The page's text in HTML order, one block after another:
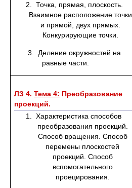
2. Точка, прямая, плоскость.
Взаимное расположение точки
и прямой, двух прямых.
Конкурирующие точки.
3. Деление окружностей на
равные части.
ЛЗ 4.Тема 4: Преобразование
проекций.
1. Характеристика способов
преобразования проекций.
Способ вращения. Способ
перемены плоскостей
проекций. Способ
вспомогательного
проецирования.